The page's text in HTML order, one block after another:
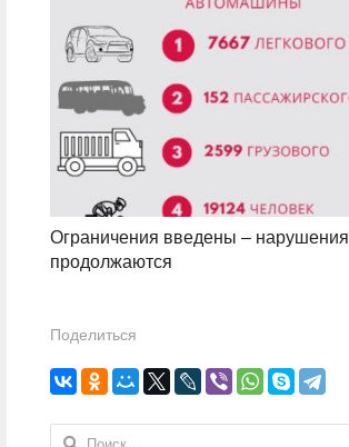
Ограничения введены – нарушения
продолжаются
Поделиться
Найти: